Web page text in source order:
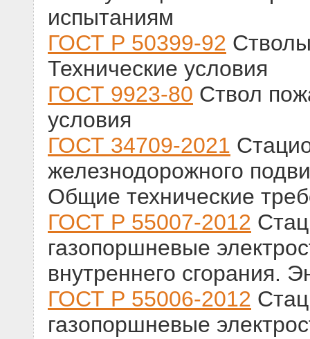
испытаниям
ГОСТ Р 50399-92
Технические условия
ГОСТ 9923-80 Ствол
условия
ГОСТ 34709-2021
железнодорожного
Общие технические
ГОСТ Р 55007-2012
газопоршневые
внутреннего сгорания.
ГОСТ Р 55006-2012
газопоршневые